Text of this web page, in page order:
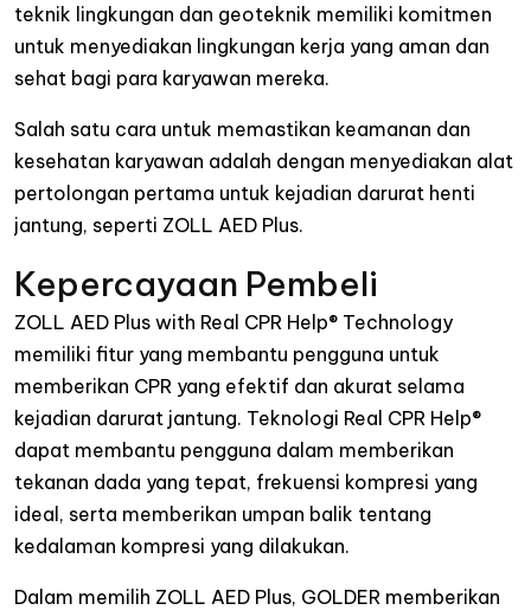
teknik lingkungan dan geoteknik memiliki komitmen
untuk menyediakan lingkungan kerja yang aman dan
sehat bagi para karyawan mereka.
Salah satu cara untuk memastikan keamanan dan
kesehatan karyawan adalah dengan menyediakan alat
pertolongan pertama untuk kejadian darurat henti
jantung, seperti ZOLL AED Plus.
Kepercayaan Pembeli
ZOLL AED Plus with Real CPR Help® Technology
memiliki fitur yang membantu pengguna untuk
memberikan CPR yang efektif dan akurat selama
kejadian darurat jantung. Teknologi Real CPR Help®
dapat membantu pengguna dalam memberikan
tekanan dada yang tepat, frekuensi kompresi yang
ideal, serta memberikan umpan balik tentang
kedalaman kompresi yang dilakukan.
Dalam memilih ZOLL AED Plus, GOLDER memberikan